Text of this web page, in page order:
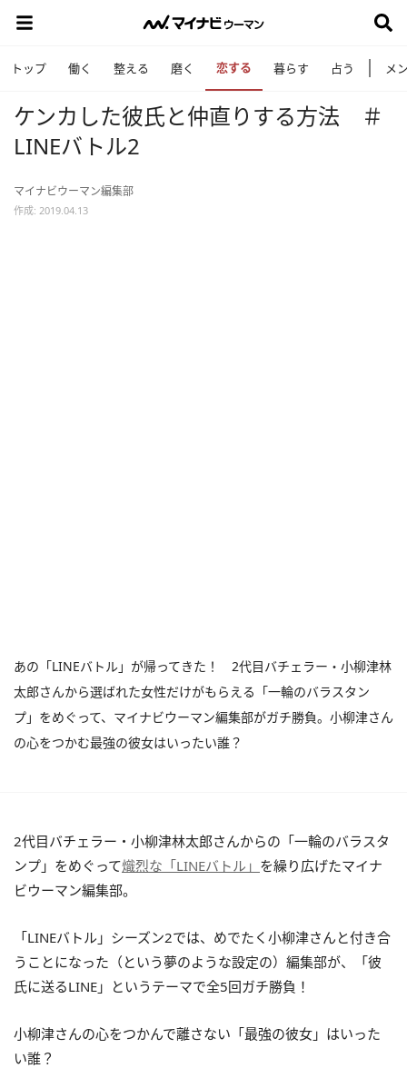
トップ 働く 整える 磨く 恋する 暮らす 占う メ
ケンカした彼氏と仲直りする方法 ＃
LINEバトル2
マイナビウーマン編集部
作成: 2019.04.13
あの「LINEバトル」が帰ってきた！ 2代目バチェラー・小柳津林
太郎さんから選ばれた女性だけがもらえる「一輪のバラスタン
プ」をめぐって、マイナビウーマン編集部がガチ勝負。小柳津さん
の心をつかむ最強の彼女はいったい誰？
2代目バチェラー・小柳津林太郎さんからの「一輪のバラスタ
ンプ」をめぐって熾烈な「LINEバトル」 を繰り広げたマイナ
ビウーマン編集部。
「LINEバトル」シーズン2では、めでたく小柳津さんと付き合
うことになった（という夢のような設定の）編集部が、「彼
氏に送るLINE」というテーマで全5回ガチ勝負！
小柳津さんの心をつかんで離さない「最強の彼女」はいった
い誰？